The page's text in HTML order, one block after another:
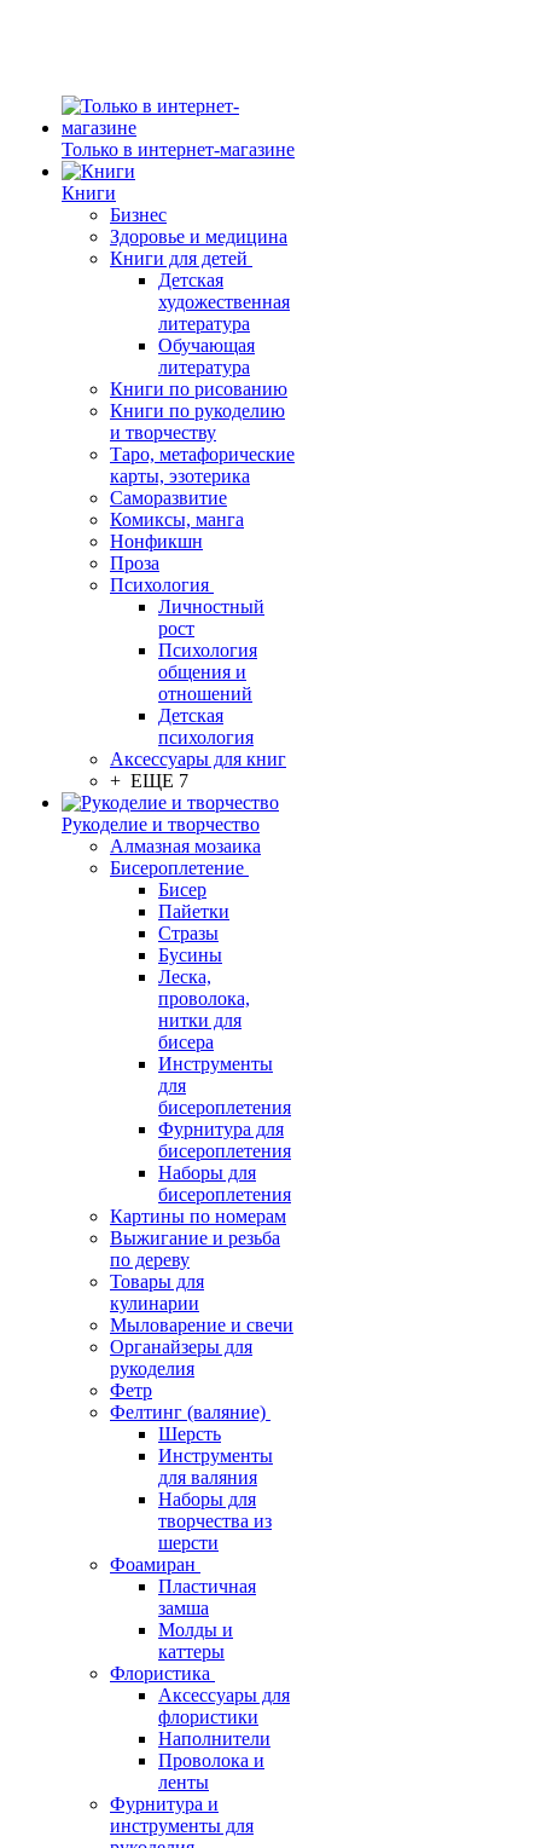
Только в интернет-магазине
Книги
Бизнес
Здоровье и медицина
Книги для детей
Детская
художественная
литература
Обучающая
литература
Книги по рисованию
Книги по рукоделию
и творчеству
Таро, метафорические
карты, эзотерика
Саморазвитие
Комиксы, манга
Нонфикшн
Проза
Психология
Личностный
рост
Психология
общения и
отношений
Детская
психология
Аксессуары для книг
+ ЕЩЕ 7
Рукоделие и творчество
Алмазная мозаика
Бисероплетение
Бисер
Пайетки
Стразы
Бусины
Леска,
проволока,
нитки для
бисера
Инструменты
для
бисероплетения
Фурнитура для
бисероплетения
Наборы для
бисероплетения
Картины по номерам
Выжигание и резьба
по дереву
Товары для
кулинарии
Мыловарение и свечи
Органайзеры для
рукоделия
Фетр
Фелтинг (валяние)
Шерсть
Инструменты
для валяния
Наборы для
творчества из
шерсти
Фоамиран
Пластичная
замша
Молды и
каттеры
Флористика
Аксессуары для
флористики
Наполнители
Проволока и
ленты
Фурнитура и
инструменты для